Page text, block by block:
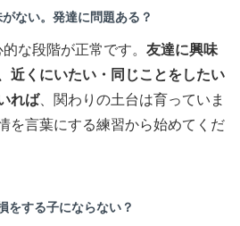
ない。発達に問題ある？
な段階が正常です。 友達に興味
近くにいたい・同じことをしたい
れば、関わりの土台は育っていま
を言葉にする練習から始めてくだ
をする子にならない？